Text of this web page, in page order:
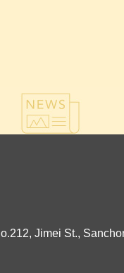
Jimei St.,